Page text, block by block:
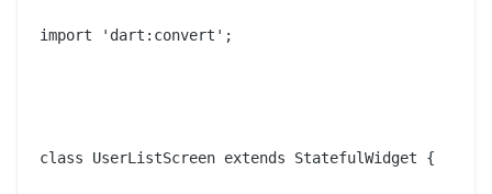
import 'dart:convert';
class UserListScreen extends StatefulWidget {